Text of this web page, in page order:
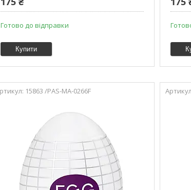
Готово до відправки
Купити
15863 /PAS-MA-0266F